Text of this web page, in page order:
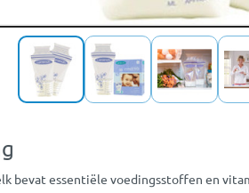
bevat essentiële voedingsstoffen en